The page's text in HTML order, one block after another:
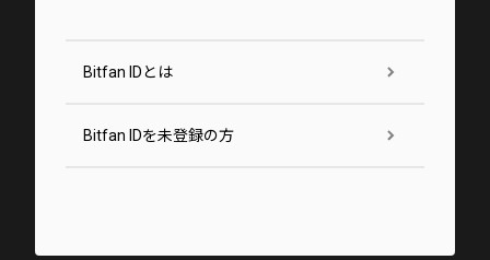
Bitfan IDとは
Bitfan IDを未登録の方